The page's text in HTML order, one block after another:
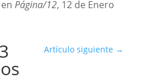
Página/12, 12 de Enero
Artículo siguiente →